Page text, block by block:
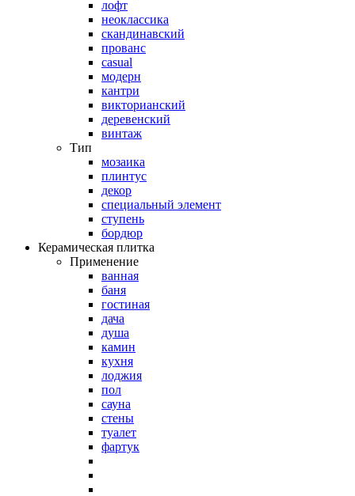
лофт
неоклассика
скандинавский
прованс
casual
модерн
кантри
викторианский
деревенский
винтаж
Тип
мозаика
плинтус
декор
специальный элемент
ступень
бордюр
Керамическая плитка
Применение
ванная
баня
гостиная
дача
душа
камин
кухня
лоджия
пол
сауна
стены
туалет
фартук